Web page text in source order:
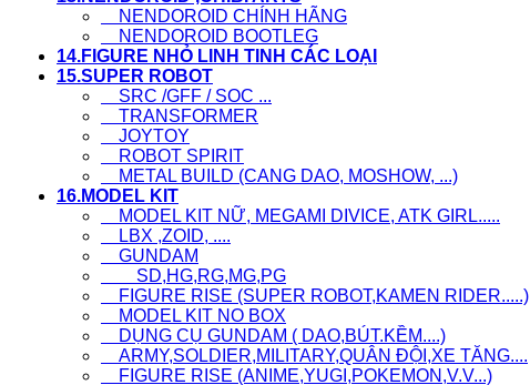
NENDOROID CHÍNH HÃNG
NENDOROID BOOTLEG
14.FIGURE NHỎ LINH TINH CÁC LOẠI
15.SUPER ROBOT
SRC /GFF / SOC ...
TRANSFORMER
JOYTOY
ROBOT SPIRIT
METAL BUILD (CANG DAO, MOSHOW, ...)
16.MODEL KIT
MODEL KIT NỮ, MEGAMI DIVICE, ATK GIRL.....
LBX ,ZOID, ....
GUNDAM
SD,HG,RG,MG,PG
FIGURE RISE (SUPER ROBOT,KAMEN RIDER.....)
MODEL KIT NO BOX
DỤNG CỤ GUNDAM ( DAO,BÚT.KỀM....)
ARMY,SOLDIER,MILITARY,QUÂN ĐỘI,XE TĂNG....
FIGURE RISE (ANIME,YUGI,POKEMON,V.V...)